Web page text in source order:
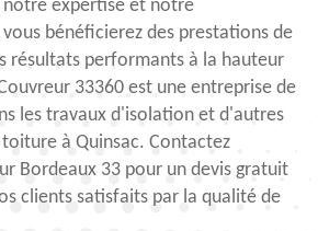
expertise et notre
bénéficierez des prestations de
résultats performants à la hauteur
33360 est une entreprise de
les travaux d'isolation et d'autres
à Quinsac. Contactez
Bordeaux 33 pour un devis gratuit
clients satisfaits par la qualité de